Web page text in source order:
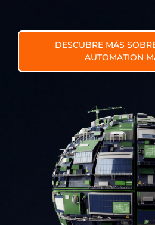
DESCUBRE MÁS
AUTOMATION